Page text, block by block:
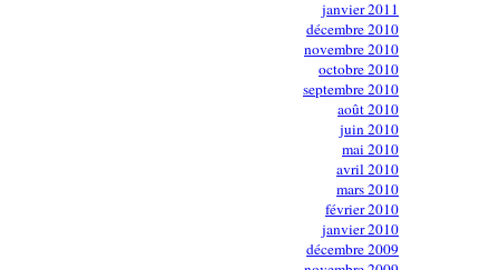
janvier 2011
décembre 2010
novembre 2010
octobre 2010
septembre 2010
août 2010
juin 2010
mai 2010
avril 2010
mars 2010
février 2010
janvier 2010
décembre 2009